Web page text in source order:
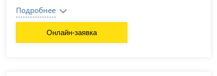
Подробнее
Онлайн-заявка